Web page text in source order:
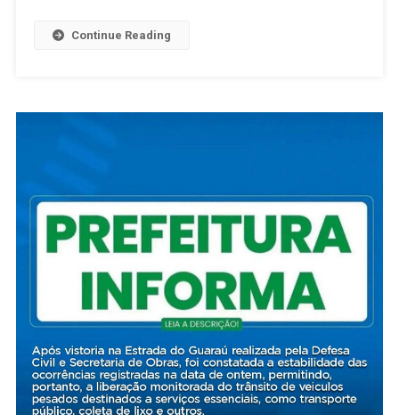
Continue Reading